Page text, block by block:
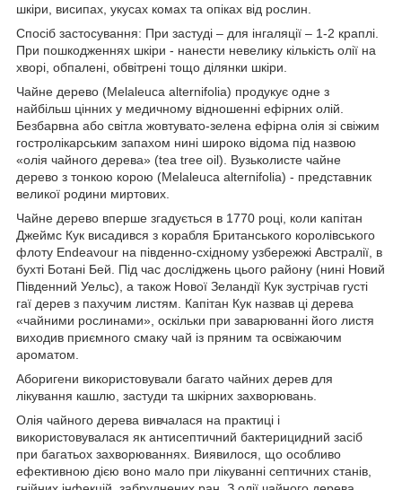
шкіри, висипах, укусах комах та опіках від рослин.
Спосіб застосування: При застуді – для інгаляції – 1-2 краплі.
При пошкодженнях шкіри - нанести невелику кількість олії на
хворі, обпалені, обвітрені тощо ділянки шкіри.
Чайне дерево (Melaleuca alternifolia) продукує одне з
найбільш цінних у медичному відношенні ефірних олій.
Безбарвна або світла жовтувато-зелена ефірна олія зі свіжим
гостролікарським запахом нині широко відома під назвою
«олія чайного дерева» (tea tree oil). Вузьколисте чайне
дерево з тонкою корою (Melaleuca alternifolia) - представник
великої родини миртових.
Чайне дерево вперше згадується в 1770 році, коли капітан
Джеймс Кук висадився з корабля Британського королівського
флоту Endeavour на південно-східному узбережжі Австралії, в
бухті Ботані Бей. Під час досліджень цього району (нині Новий
Південний Уельс), а також Нової Зеландії Кук зустрічав густі
гаї дерев з пахучим листям. Капітан Кук назвав ці дерева
«чайними рослинами», оскільки при заварюванні його листя
виходив приємного смаку чай із пряним та освіжаючим
ароматом.
Аборигени використовували багато чайних дерев для
лікування кашлю, застуди та шкірних захворювань.
Олія чайного дерева вивчалася на практиці і
використовувалася як антисептичний бактерицидний засіб
при багатьох захворюваннях. Виявилося, що особливо
ефективною дією воно мало при лікуванні септичних станів,